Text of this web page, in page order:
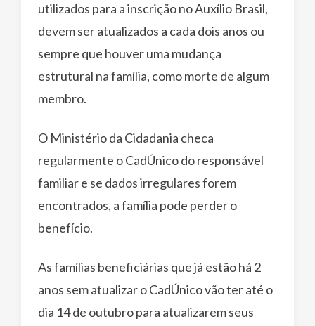
utilizados para a inscrição no Auxílio Brasil,
devem ser atualizados a cada dois anos ou
sempre que houver uma mudança
estrutural na família, como morte de algum
membro.
O Ministério da Cidadania checa
regularmente o CadÚnico do responsável
familiar e se dados irregulares forem
encontrados, a família pode perder o
benefício.
As famílias beneficiárias que já estão há 2
anos sem atualizar o CadÚnico vão ter até o
dia 14 de outubro para atualizarem seus